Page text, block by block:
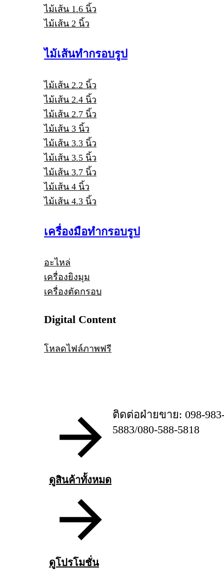
ไม้เส้น 1.6 นิ้ว
ไม้เส้น 2 นิ้ว
ไม้เส้นทำกรอบรูป
ไม้เส้น 2.2 นิ้ว
ไม้เส้น 2.4 นิ้ว
ไม้เส้น 2.7 นิ้ว
ไม้เส้น 3 นิ้ว
ไม้เส้น 3.3 นิ้ว
ไม้เส้น 3.5 นิ้ว
ไม้เส้น 3.7 นิ้ว
ไม้เส้น 4 นิ้ว
ไม้เส้น 4.3 นิ้ว
เครื่องมือทำกรอบรูป
อะไหล่
เครื่องยิงมุม
เครื่องตัดกรอบ
Digital Content
โหลดไฟล์ภาพฟรี
ดูสินค้าทั้งหมด
ดูโปรโมชั่น
ติดต่อฝ่ายขาย: 098-
5883/080-588-5818